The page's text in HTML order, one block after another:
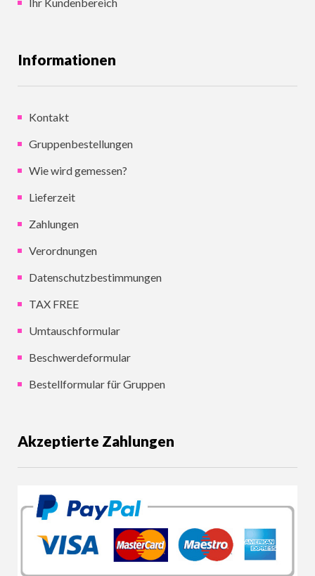
Informationen
Kontakt
Gruppenbestellungen
Wie wird gemessen?
Lieferzeit
Zahlungen
Verordnungen
Datenschutzbestimmungen
TAX FREE
Umtauschformular
Beschwerdeformular
Bestellformular für Gruppen
Akzeptierte Zahlungen